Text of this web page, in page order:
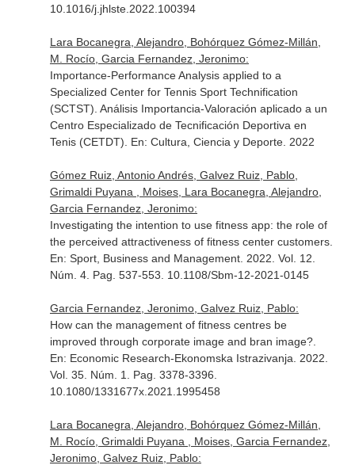
10.1016/j.jhlste.2022.100394
Lara Bocanegra, Alejandro, Bohórquez Gómez-Millán,
M. Rocío, Garcia Fernandez, Jeronimo:
Importance-Performance Analysis applied to a
Specialized Center for Tennis Sport Technification
(SCTST). Análisis Importancia-Valoración aplicado a un
Centro Especializado de Tecnificación Deportiva en
Tenis (CETDT). En: Cultura, Ciencia y Deporte. 2022
Gómez Ruiz, Antonio Andrés, Galvez Ruiz, Pablo,
Grimaldi Puyana , Moises, Lara Bocanegra, Alejandro,
Garcia Fernandez, Jeronimo:
Investigating the intention to use fitness app: the role of
the perceived attractiveness of fitness center customers.
En: Sport, Business and Management. 2022. Vol. 12.
Núm. 4. Pag. 537-553. 10.1108/Sbm-12-2021-0145
Garcia Fernandez, Jeronimo, Galvez Ruiz, Pablo:
How can the management of fitness centres be
improved through corporate image and bran image?.
En: Economic Research-Ekonomska Istrazivanja . 2022.
Vol. 35. Núm. 1. Pag. 3378-3396.
10.1080/1331677x.2021.1995458
Lara Bocanegra, Alejandro, Bohórquez Gómez-Millán,
M. Rocío, Grimaldi Puyana , Moises, Garcia Fernandez,
Jeronimo, Galvez Ruiz, Pablo: